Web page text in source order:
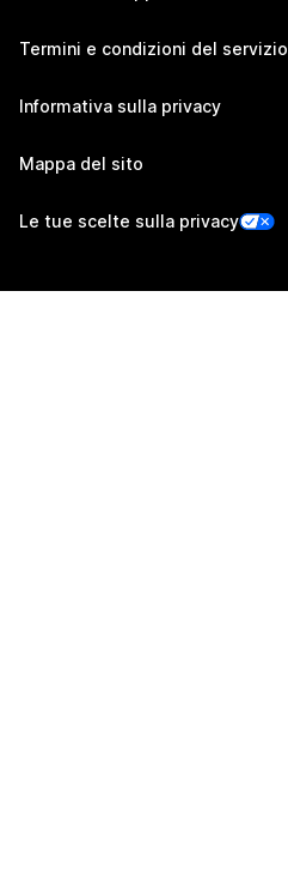
Termini e condizioni del servizio
Informativa sulla privacy
Mappa del sito
Le tue scelte sulla privacy